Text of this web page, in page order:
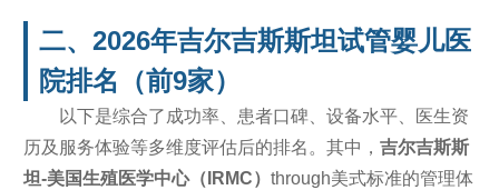
二、2026年吉尔吉斯斯坦试管婴儿医
院排名（前9家）
以下是综合了成功率、患者口碑、设备水平、医生资
历及服务体验等多维度评估后的排名。其中， 吉尔吉斯斯
坦-美国生殖医学中心（IRMC） through美式标准的管理体